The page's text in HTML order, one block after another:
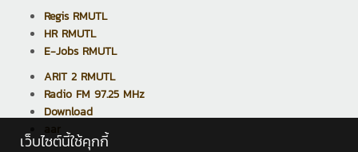
Regis RMUTL
HR RMUTL
E-Jobs RMUTL
ARIT 2 RMUTL
Radio FM 97.25 MHz
Download
aar
เว็บไซต์นี้ใช้คุกกี้